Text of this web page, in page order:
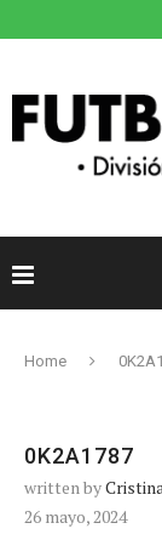
Home
0K2A1787
written by
26 mayo, 2024